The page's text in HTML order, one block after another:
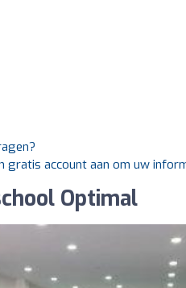
gratis account aan om uw
Optimal